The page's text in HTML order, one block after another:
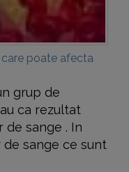
poate afecta
grup de
ca rezultat
sange . In
sange ce sunt